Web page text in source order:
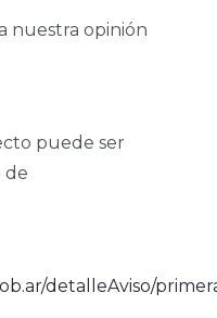
nuestra opinión
puede ser
de
detalleAviso/